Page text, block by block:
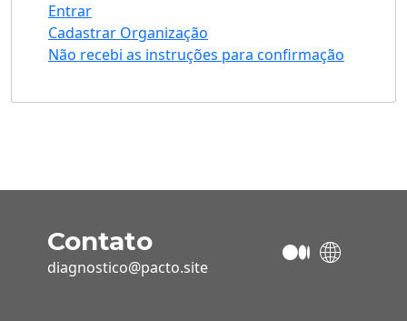
Entrar
Cadastrar Organização
Não recebi as instruções para confirmação
Contato
diagnostico@pacto.site